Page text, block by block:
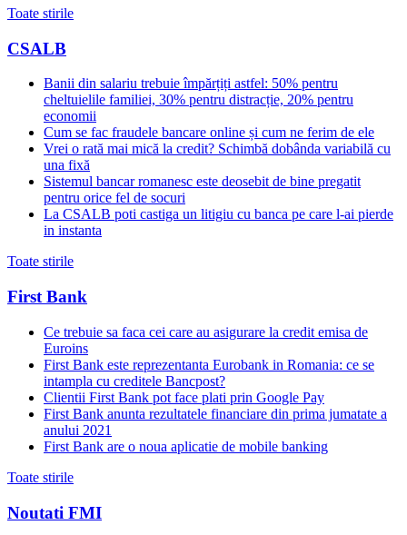
Toate stirile
CSALB
Banii din salariu trebuie împărțiți astfel: 50% pentru
cheltuielile familiei, 30% pentru distracție, 20% pentru
economii
Cum se fac fraudele bancare online și cum ne ferim de ele
Vrei o rată mai mică la credit? Schimbă dobânda variabilă cu
una fixă
Sistemul bancar romanesc este deosebit de bine pregatit
pentru orice fel de socuri
La CSALB poti castiga un litigiu cu banca pe care l-ai pierde
in instanta
Toate stirile
First Bank
Ce trebuie sa faca cei care au asigurare la credit emisa de
Euroins
First Bank este reprezentanta Eurobank in Romania: ce se
intampla cu creditele Bancpost?
Clientii First Bank pot face plati prin Google Pay
First Bank anunta rezultatele financiare din prima jumatate a
anului 2021
First Bank are o noua aplicatie de mobile banking
Toate stirile
Noutati FMI